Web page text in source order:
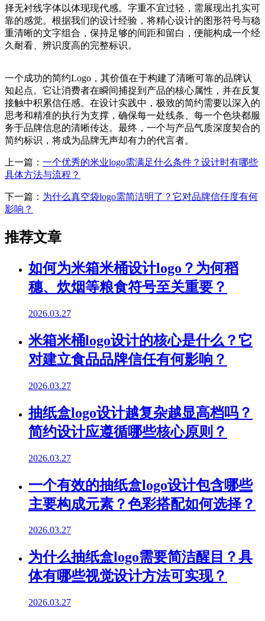
择无衬线字体以体现现代感。字重不宜过轻，需展现出扎实可
靠的感觉。根据我们的设计经验，将精心设计的图形符号与稳
重清晰的文字组合，保持足够的间距和留白，便能构成一个经
久耐看、辨识度高的完整标识。
一个成功的简约Logo，其价值在于构建了清晰可靠的品牌认
知起点。它让消费者在瞬间捕捉到产品的核心属性，并在反复
接触中积累信任感。在设计实践中，极致的简约需要以深入的
思考和精准的执行为支撑，确保每一处线条、每一个色块都服
务于品牌信息的清晰传达。最终，一个与产品气质深度契合的
简约标识，将成为品牌无声却有力的代言者。
上一篇： 一个优秀的米业logo需满足什么条件？设计时有哪些
具体方法与流程？
下一篇： 为什么真空袋logo需简洁明了？它对品牌信任度有何
影响？
推荐文章
如何为米箱米桶设计logo？为何稻
穗、炊烟等粮食符号至关重要？
2026.03.27
米箱米桶logo设计的核心是什么？它
对建立食品品牌信任有何影响？
2026.03.27
抽纸盒logo设计越复杂越显高档吗？
简约设计应遵循哪些核心原则？
2026.03.27
一个有效的抽纸盒logo设计包含哪些
主要构成元素？色彩搭配如何选择？
2026.03.27
为什么抽纸盒logo需要简洁醒目？具
体有哪些视觉设计方法可实现？
2026.03.27